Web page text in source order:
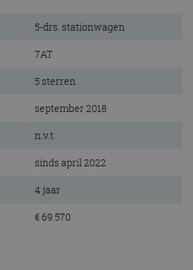
5-drs. stationwagen
7AT
5 sterren
september 2018
n.v.t.
sinds april 2022
4 jaar
€ 69.570